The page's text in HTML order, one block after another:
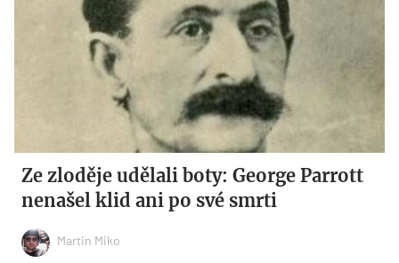
Ze zloděje udělali boty: George Parrott
nenašel klid ani po své smrti
Martin Miko